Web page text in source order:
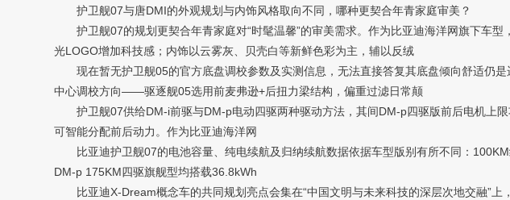
护卫舰07与唐DMI的外观规划与内饰风格取向不同，哪种更契合年青家庭审美？
护卫舰07的规划更契合年青家庭对“时髦温馨”的审美需求。作为比亚迪海洋网旗下车型
光LOGO增加科技感；内饰以云雾灰、贝壳白等新鲜色彩为主，辅以反绒
现在暂无护卫舰05的官方底盘调校参数及实测信息，无法直接答复其底盘倾向舒适仍
中心调校方向——驱逐舰05选用前麦弗逊+后扭力梁结构，偏重过滤日常颠
护卫舰07供给DM-i前驱与DM-p电动四驱两种驱动方法，其间DM-p四驱版前后电机上限
可智能分配前后动力。作为比亚迪海洋网
比亚迪护卫舰07的电池容量、纯电续航及归纳续航数据依据车型版别有所不同：
DM-p 175KM四驱旗舰型均搭载36.8kWh
比亚迪X-Dream概念车的共同规划亮点会集在“中国文明与未来科技的深层次地交融”上